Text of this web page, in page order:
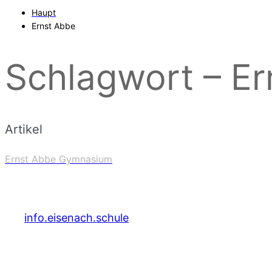
Haupt
Ernst Abbe
Schlagwort –
Artikel
Ernst Abbe Gymnasium
info.eisenach.schule